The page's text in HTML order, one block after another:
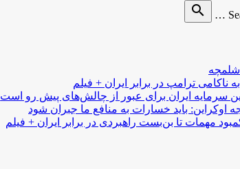
search
شلمچه
ناکامی ترامپ در برابر ایران + فیلم
سرمایه ایران برای عبور از چالش‌های پیش رو است
اوکراین: باید خسارات به منافع ما جبران شود
مهمات تا بن‌بست راهبردی در برابر ایران + فیلم